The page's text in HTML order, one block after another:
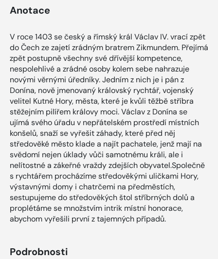
Anotace
V roce 1403 se český a římský král Václav IV. vrací zpět
do Čech ze zajetí zrádným bratrem Zikmundem. Přejímá
zpět postupně všechny své dřívější kompetence,
nespolehlivé a zrádné osoby kolem sebe nahrazuje
novými věrnými úředníky. Jedním z nich je i pán z
Donína, nově jmenovaný královský rychtář, vojenský
velitel Kutné Hory, města, které je kvůli těžbě stříbra
stěžejním pilířem královy moci. Václav z Donína se
ujímá svého úřadu v nepřátelském prostředí místních
konšelů, snaží se vyřešit záhady, které před něj
středověké město klade a najít pachatele, jenž mají na
svědomí nejen úklady vůči samotnému králi, ale i
nelítostné a zákeřné vraždy zdejších obyvatel.Společně
s rychtářem procházíme středověkými uličkami Hory,
výstavnými domy i chatrčemi na předměstích,
sestupujeme do středověkých štol stříbrných dolů a
proplétáme se množstvím intrik místní honorace,
abychom vyřešili první z tajemných případů.
Podrobnosti